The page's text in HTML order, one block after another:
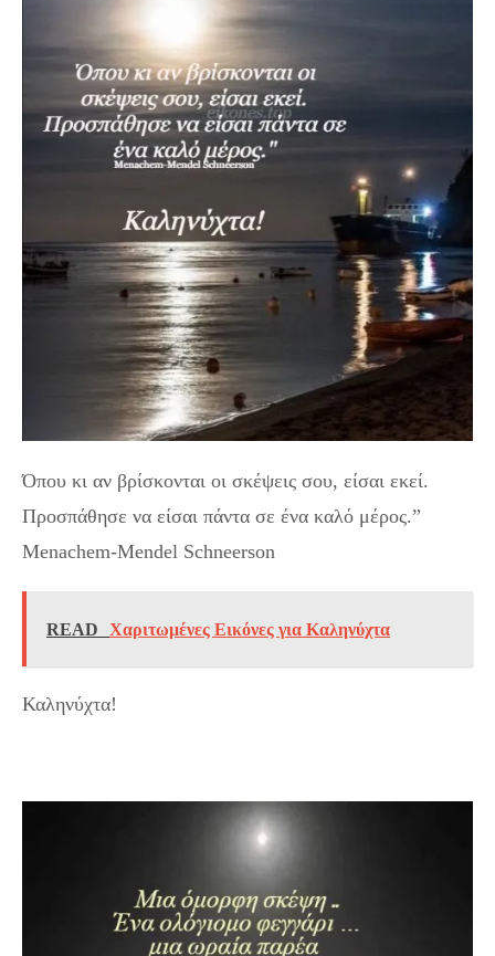
Όπου κι αν βρίσκονται οι σκέψεις σου, είσαι εκεί.
Προσπάθησε να είσαι πάντα σε ένα καλό μέρος.”
Menachem-Mendel Schneerson
READ Χαριτωμένες Εικόνες για Καληνύχτα
Καληνύχτα!